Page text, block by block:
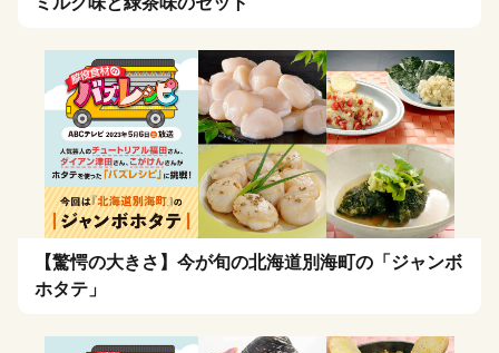
【驚愕の大きさ】今が旬の北海道別海町の「ジャンボ
ホタテ」